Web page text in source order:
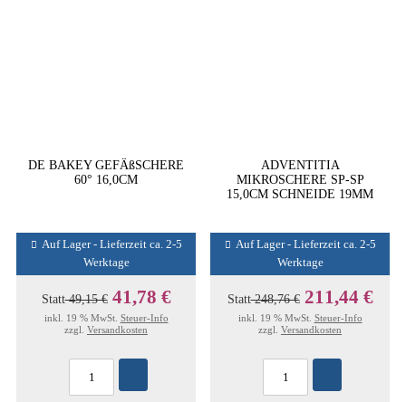
DE BAKEY GEFÄßSCHERE
60° 16,0CM
Auf Lager - Lieferzeit ca. 2-5
Werktage
Statt49,15 € 41,78 €
inkl. 19 % MwSt. Steuer-Info
zzgl. Versandkosten
ADVENTITIA
MIKROSCHERE SP-SP
15,0CM SCHNEIDE 19MM
Auf Lager - Lieferzeit ca. 2-5
Werktage
Statt248,76 € 211,44 €
inkl. 19 % MwSt. Steuer-Info
zzgl. Versandkosten